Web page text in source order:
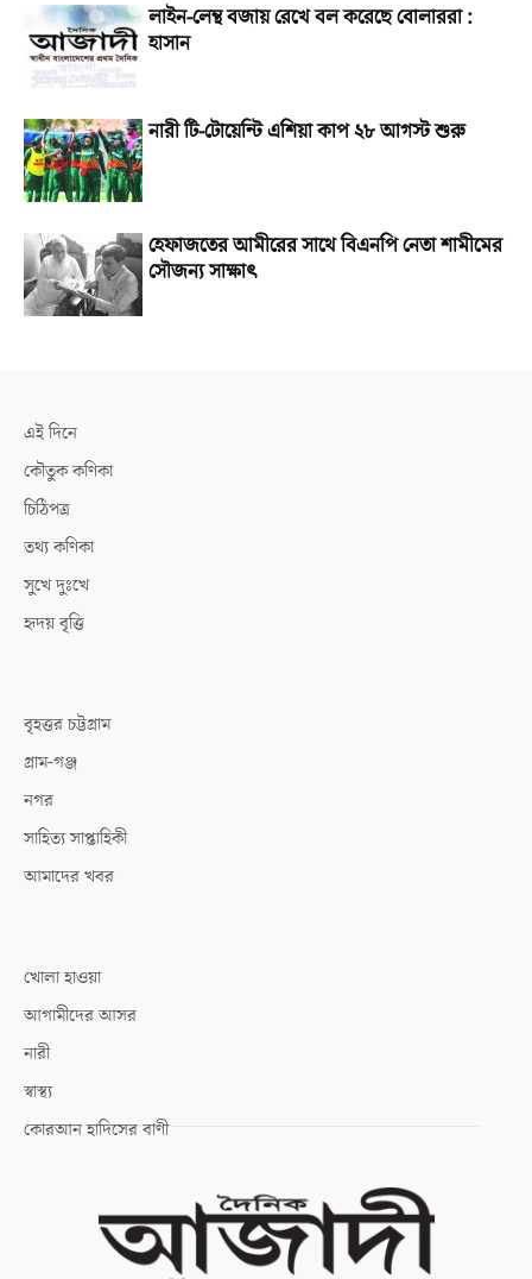
লাইন-লেন্থ বজায় রেখে বল করেছে বোলাররা :
হাসান
নারী টি-টোয়েন্টি এশিয়া কাপ ২৮ আগস্ট শুরু
হেফাজতের আমীরের সাথে বিএনপি নেতা শামীমের
সৌজন্য সাক্ষাৎ
এই দিনে
কৌতুক কণিকা
চিঠিপত্র
তথ্য কণিকা
সুখে দুঃখে
হৃদয় বৃত্তি
বৃহত্তর চট্টগ্রাম
গ্রাম-গঞ্জ
নগর
সাহিত্য সাপ্তাহিকী
আমাদের খবর
খোলা হাওয়া
আগামীদের আসর
নারী
স্বাস্থ্য
কোরআন হাদিসের বাণী